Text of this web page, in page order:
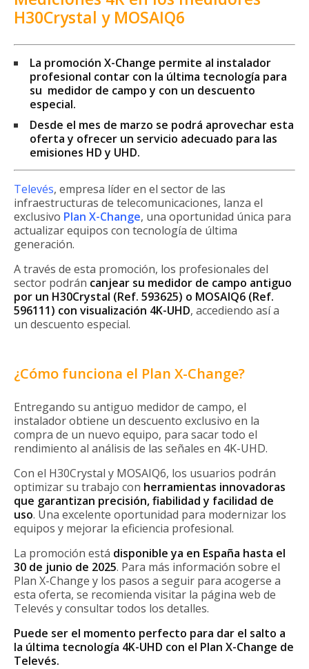
H30Crystal y MOSAIQ6
La promoción X-Change permite al instalador
profesional contar con la última tecnología para
su medidor de campo y con un descuento
especial.
Desde el mes de marzo se podrá aprovechar esta
oferta y ofrecer un servicio adecuado para las
emisiones HD y UHD.
Televés, empresa líder en el sector de las
infraestructuras de telecomunicaciones, lanza el
exclusivo Plan X-Change, una oportunidad única para
actualizar equipos con tecnología de última
generación.
A través de esta promoción, los profesionales del
sector podrán canjear su medidor de campo antiguo
por un H30Crystal (Ref. 593625) o MOSAIQ6 (Ref.
596111) con visualización 4K-UHD, accediendo así a
un descuento especial.
¿Cómo funciona el Plan X-Change?
Entregando su antiguo medidor de campo, el
instalador obtiene un descuento exclusivo en la
compra de un nuevo equipo, para sacar todo el
rendimiento al análisis de las señales en 4K-UHD.
Con el H30Crystal y MOSAIQ6, los usuarios podrán
optimizar su trabajo con herramientas innovadoras
que garantizan precisión, fiabilidad y facilidad de
uso. Una excelente oportunidad para modernizar los
equipos y mejorar la eficiencia profesional.
La promoción está disponible ya en España hasta el
30 de junio de 2025. Para más información sobre el
Plan X-Change y los pasos a seguir para acogerse a
esta oferta, se recomienda visitar la página web de
Televés y consultar todos los detalles.
Puede ser el momento perfecto para dar el salto a
la última tecnología 4K-UHD con el Plan X-Change de
Televés.